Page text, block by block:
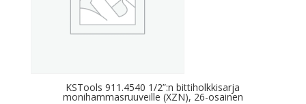
KSTools 911.4540 1/2”:n bittiholkkisarja
monihammasruuveille (XZN), 26-osainen